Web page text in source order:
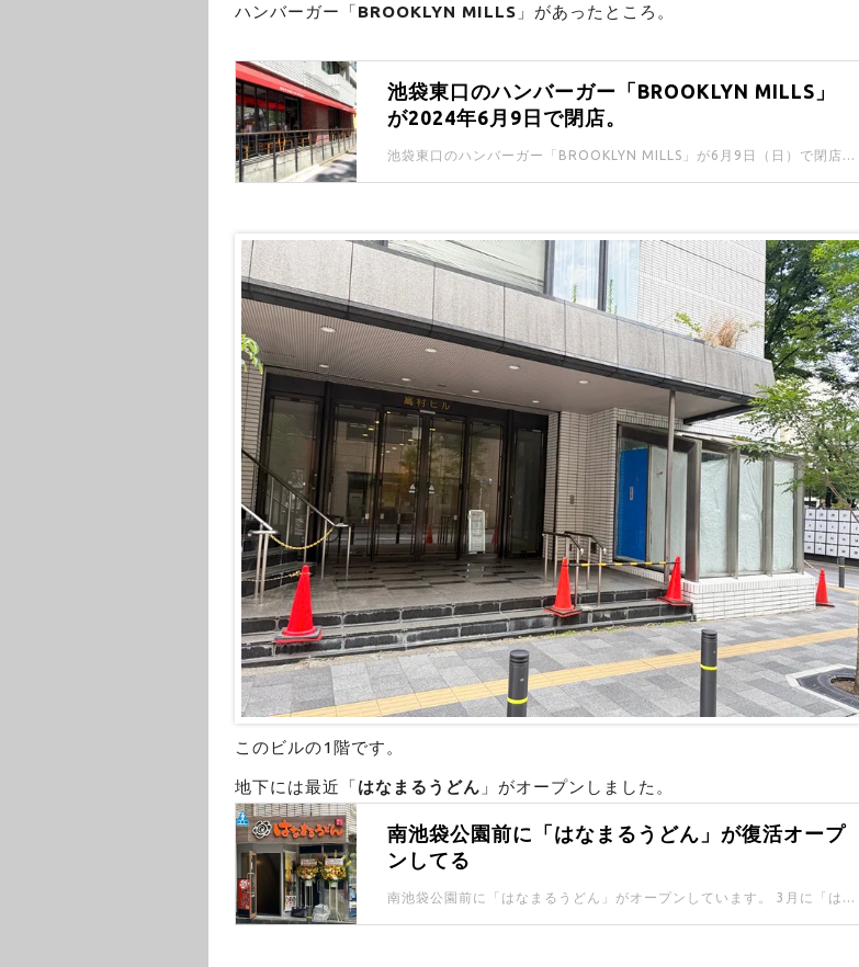
ハンバーガー「BROOKLYN MILLS 」があったところ。
池袋東口のハンバーガー「BROOKLYN MILLS」
が2024年6月9日で閉店。
池袋東口のハンバーガー「BROOKLYN MILLS」が6月9日（日）で閉店します。 閉店のお知らせがインスタグラムにあがっていて、びっくり。
このビルの1階です。
地下には最近「はなまるうどん 」がオープンしました。
南池袋公園前に「はなまるうどん」が復活オープ
ンしてる
南池袋公園前に「はなまるうどん」がオープンしています。 3月に「はなまるうどん 南池袋二丁目店」が閉店後、近くに復活。 なくなって残念に思っていた方に情報が届きますように。